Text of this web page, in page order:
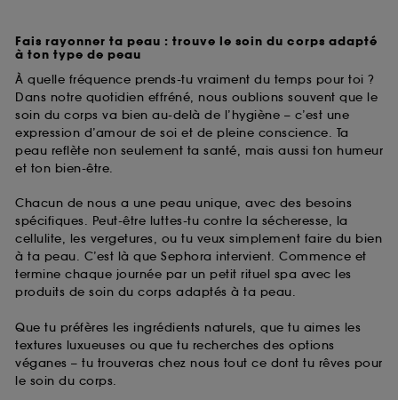
Fais rayonner ta peau : trouve le soin du corps adapté
à ton type de peau
À quelle fréquence prends-tu vraiment du temps pour toi ?
Dans notre quotidien effréné, nous oublions souvent que le
soin du corps va bien au-delà de l’hygiène – c’est une
expression d’amour de soi et de pleine conscience. Ta
peau reflète non seulement ta santé, mais aussi ton humeur
et ton bien-être.
Chacun de nous a une peau unique, avec des besoins
spécifiques. Peut-être luttes-tu contre la sécheresse, la
cellulite, les vergetures, ou tu veux simplement faire du bien
à ta peau. C’est là que Sephora intervient. Commence et
termine chaque journée par un petit rituel spa avec les
produits de soin du corps adaptés à ta peau.
Que tu préfères les ingrédients naturels, que tu aimes les
textures luxueuses ou que tu recherches des options
véganes – tu trouveras chez nous tout ce dont tu rêves pour
le soin du corps.